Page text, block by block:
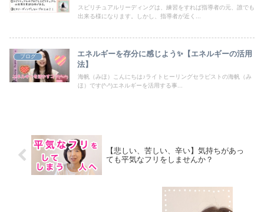
スピリチュアルリーディングは、練習をすれば指導者の元、誰でも
出来る様になります。しかし、指導者が近く...
ブログ
エネルギーを存分に感じよう✨【エネルギーの活用
法】
海帆（みほ）こんにちは♪ライトヒーリングセラピストの海帆（み
ほ）です(^-^)エネルギーを活用する事...
【悲しい、苦しい、辛い】気持ちがあっ
ても平気なフリをしませんか？